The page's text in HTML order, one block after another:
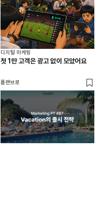
디지털 마케팅
첫 1만 고객은 광고 없이 모았어요
플랜브로